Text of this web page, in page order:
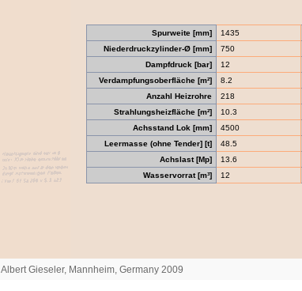
Spurweite [mm] 1435
Niederdruckzylinder-Ø [mm]
750
Dampfdruck [bar]
12
Verdampfungsoberfläche [m²]
8.2
Anzahl Heizrohre
218
Strahlungsheizfläche [m²]
10.3
Achsstand Lok [mm]
4500
Leermasse (ohne Tender] [t]
48.5
Achslast [Mp]
13.6
Wasservorrat [m³]
12
Gieseler, Mannheim, Germany 2009